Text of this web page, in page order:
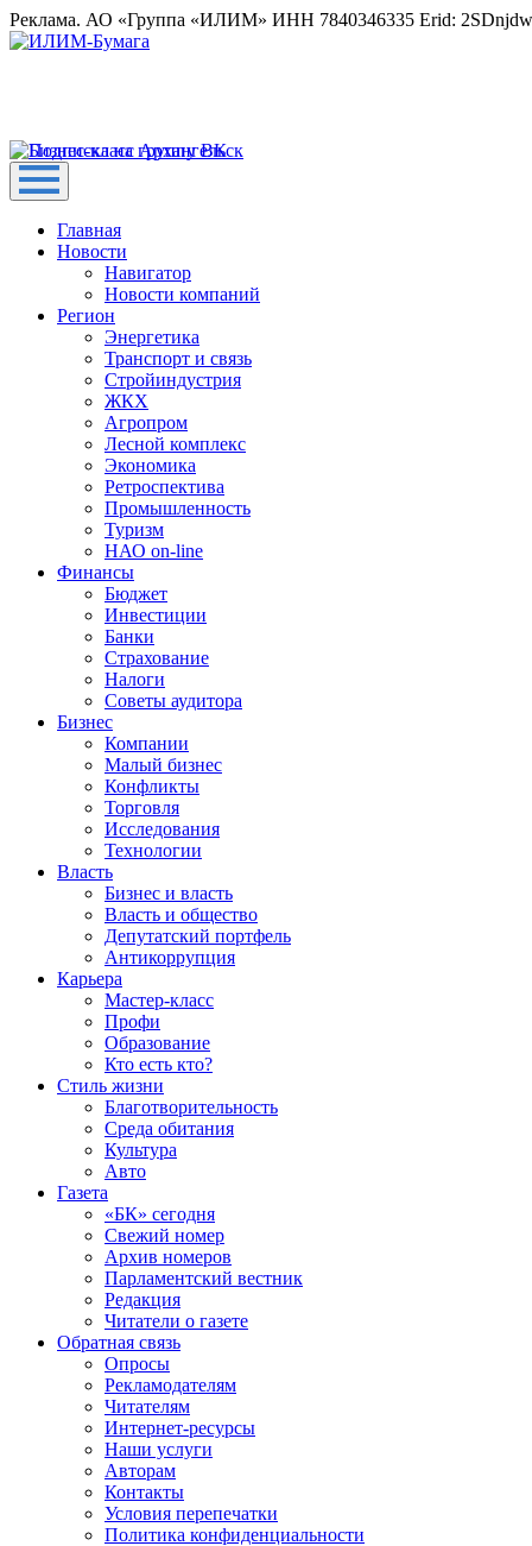
Реклама. АО «Группа «ИЛИМ» ИНН 7840346335 Erid:
Главная
Новости
Навигатор
Новости компаний
Регион
Энергетика
Транспорт и связь
Стройиндустрия
ЖКХ
Агропром
Лесной комплекс
Экономика
Ретроспектива
Промышленность
Туризм
НАО on-line
Финансы
Бюджет
Инвестиции
Банки
Страхование
Налоги
Советы аудитора
Бизнес
Компании
Малый бизнес
Конфликты
Торговля
Исследования
Технологии
Власть
Бизнес и власть
Власть и общество
Депутатский портфель
Антикоррупция
Карьера
Мастер-класс
Профи
Образование
Кто есть кто?
Стиль жизни
Благотворительность
Среда обитания
Культура
Авто
Газета
«БК» сегодня
Свежий номер
Архив номеров
Парламентский вестник
Редакция
Читатели о газете
Обратная связь
Опросы
Рекламодателям
Читателям
Интернет-ресурсы
Наши услуги
Авторам
Контакты
Условия перепечатки
Политика конфиденциальности